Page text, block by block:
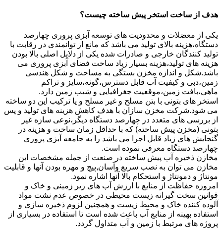
هدف از ساخت استخر پیش ساخته چیست؟
یکی از معضلات و محدودیت های توسعه آبزی پروری چهارصد
دستگاه،هزینه بالای تولید می باشد که مانع از توانمندی در رقابت با
تولید کنندگان خارجی و صادرات شده یکی از دلایل اصلی بالا بودن
هزینه های تولید،هزینه بسیار زیاد ساخت فضای آبزی پروری می
باشد.شکل و اندازه مخزن بستگی به مساحت و شکل هندسی
زمین،دبی و کیفیت آب قابل دسترس،گونه،سایز و تراکم
ماهی،بافت زمین،موقعیت جغرافیایی و شیب زمین دارد.
استخر های بتونی با بتن مسلح و غیر مسلح و یا ترکیب این دو ساخته
می شود.شرکت مخزن سازان با هدف کاهش هزینه های تولید و پس
از بررسی های متعدد در چهارصد دستگاه دیگر،نوعی سازه غیر
بتونی (مخزن پیش ساخته) که با حداقل زمان ساخت و هزینه در
گنجایش های زیاد قابل اجرا می باشد را به جامعه آبزی پروری
چهارصد دستگاه معرفی نموده است.
مخازن ذخیره آب پیش ساخته در صنعت از جمله مشخصات این
مخازن می توان به نصب سریع وآسان,پیچ و مهره بودن آنها و قابلیت
مونتاژ و دمونتاژ و استحکام بالا آنها اشاره نمود.
امروزه حفاظت از منابع با ارزش آب های زیر زمینی و خاک و
قوانین سخت گیرانه زیست محیطی در خصوص عدم نشت مواد
آلوده کننده خاک و محیط زیست و همچنین لزوم ذخیره سازی و
استفاده بهینه از منابع آب باعث شده است تا استفاده در بسیاری از
پروژه های مرتبط با زمین و آب متداول گردد.